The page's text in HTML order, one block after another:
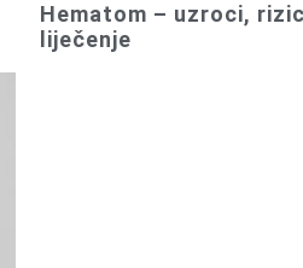
Hematom – uzroci,
liječenje